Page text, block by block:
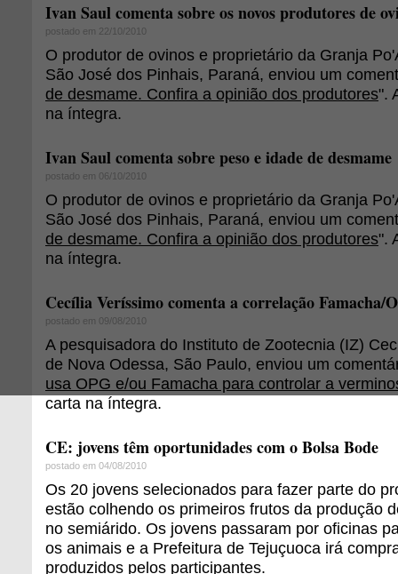
Ivan Saul comenta sobre os novos produtores de
postado em 22/10/2010
O produtor de ovinos e proprietário da Granja
São José dos Pinhais, Paraná, enviou um
de desmame. Confira a opinião dos produtores".
na íntegra.
Ivan Saul comenta sobre peso e idade de desmame
postado em 06/10/2010
O produtor de ovinos e proprietário da Granja
São José dos Pinhais, Paraná, enviou um
de desmame. Confira a opinião dos produtores".
na íntegra.
Cecília Veríssimo comenta a correlação Famacha/
postado em 09/08/2010
A pesquisadora do Instituto de Zootecnia (IZ)
de Nova Odessa, São Paulo, enviou um
usa OPG e/ou Famacha para controlar a
carta na íntegra.
CE: jovens têm oportunidades com o Bolsa Bode
postado em 04/08/2010
Os 20 jovens selecionados para fazer parte do
estão colhendo os primeiros frutos da produção
no semiárido. Os jovens passaram por oficinas
os animais e a Prefeitura de Tejuçuoca irá
produzidos pelos participantes.